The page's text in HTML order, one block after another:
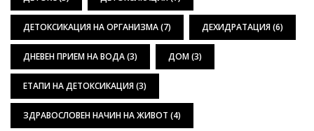
ДЕТОКСИКАЦИЯ НА ОРГАНИЗМА(7) ДЕХИДРАТАЦИЯ(6)
ДНЕВЕН ПРИЕМ НА ВОДА(3) ДОМ(3)
ЕТАПИ НА ДЕТОКСИКАЦИЯ(3)
ЗДРАВОСЛОВЕН НАЧИН НА ЖИВОТ (4)